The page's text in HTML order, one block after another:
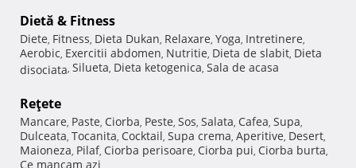
Dietă & Fitness
Diete, Fitness, Dieta Dukan, Relaxare, Yoga, Intretinere,
Aerobic, Exercitii abdomen, Nutritie, Dieta de slabit, Dieta
disociata, Silueta, Dieta ketogenica, Sala de acasa
Reţete
Mancare, Paste, Ciorba, Peste, Sos, Salata, Cafea, Supa,
Dulceata, Tocanita, Cocktail, Supa crema, Aperitive, Desert,
Maioneza, Pilaf, Ciorba perisoare, Ciorba pui, Ciorba burta,
Ce mancam azi